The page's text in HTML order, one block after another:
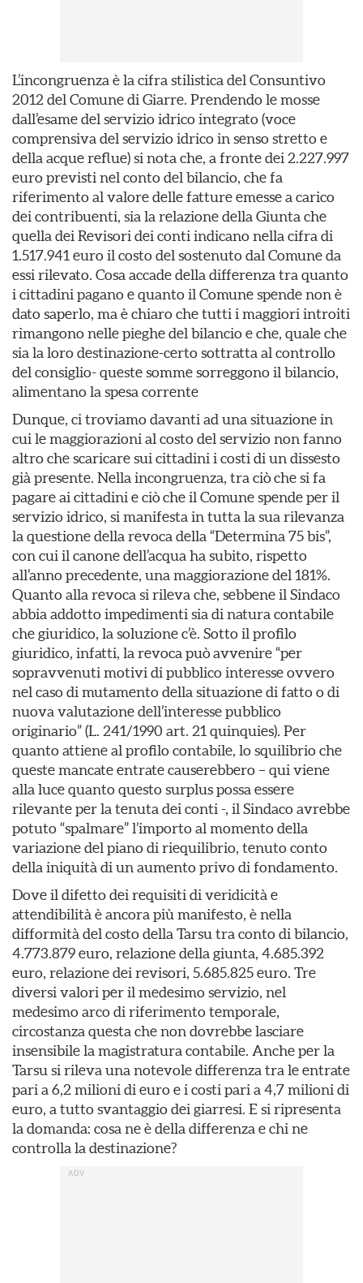
L’incongruenza è la cifra stilistica del Consuntivo
2012 del Comune di Giarre. Prendendo le mosse
dall’esame del servizio idrico integrato (voce
comprensiva del servizio idrico in senso stretto e
della acque reflue) si nota che, a fronte dei 2.227.997
euro previsti nel conto del bilancio, che fa
riferimento al valore delle fatture emesse a carico
dei contribuenti, sia la relazione della Giunta che
quella dei Revisori dei conti indicano nella cifra di
1.517.941 euro il costo del sostenuto dal Comune da
essi rilevato. Cosa accade della differenza tra quanto
i cittadini pagano e quanto il Comune spende non è
dato saperlo, ma è chiaro che tutti i maggiori introiti
rimangono nelle pieghe del bilancio e che, quale che
sia la loro destinazione-certo sottratta al controllo
del consiglio- queste somme sorreggono il bilancio,
alimentano la spesa corrente
Dunque, ci troviamo davanti ad una situazione in
cui le maggiorazioni al costo del servizio non fanno
altro che scaricare sui cittadini i costi di un dissesto
già presente. Nella incongruenza, tra ciò che si fa
pagare ai cittadini e ciò che il Comune spende per il
servizio idrico, si manifesta in tutta la sua rilevanza
la questione della revoca della “Determina 75 bis”,
con cui il canone dell’acqua ha subito, rispetto
all’anno precedente, una maggiorazione del 181%.
Quanto alla revoca si rileva che, sebbene il Sindaco
abbia addotto impedimenti sia di natura contabile
che giuridico, la soluzione c’è. Sotto il profilo
giuridico, infatti, la revoca può avvenire “per
sopravvenuti motivi di pubblico interesse ovvero
nel caso di mutamento della situazione di fatto o di
nuova valutazione dell’interesse pubblico
originario” (L. 241/1990 art. 21 quinquies). Per
quanto attiene al profilo contabile, lo squilibrio che
queste mancate entrate causerebbero – qui viene
alla luce quanto questo surplus possa essere
rilevante per la tenuta dei conti -, il Sindaco avrebbe
potuto “spalmare” l’importo al momento della
variazione del piano di riequilibrio, tenuto conto
della iniquità di un aumento privo di fondamento.
Dove il difetto dei requisiti di veridicità e
attendibilità è ancora più manifesto, è nella
difformità del costo della Tarsu tra conto di bilancio,
4.773.879 euro, relazione della giunta, 4.685.392
euro, relazione dei revisori, 5.685.825 euro. Tre
diversi valori per il medesimo servizio, nel
medesimo arco di riferimento temporale,
circostanza questa che non dovrebbe lasciare
insensibile la magistratura contabile. Anche per la
Tarsu si rileva una notevole differenza tra le entrate
pari a 6,2 milioni di euro e i costi pari a 4,7 milioni di
euro, a tutto svantaggio dei giarresi. E si ripresenta
la domanda: cosa ne è della differenza e chi ne
controlla la destinazione?